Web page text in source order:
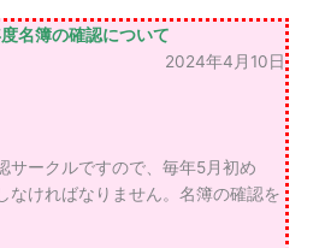
名簿の確認について
2024年4月10日
サークルですので、毎年5月初め
なければなりません。名簿の確認を